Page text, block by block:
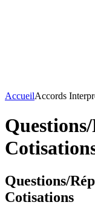
AccueilAccords
Questions/
Cotisations